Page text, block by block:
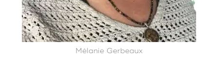
Mélanie Gerbeaux